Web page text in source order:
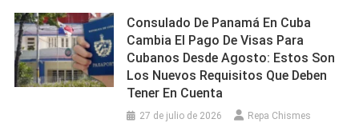
Consulado De Panamá En Cuba
Cambia El Pago De Visas Para
Cubanos Desde Agosto: Estos Son
Los Nuevos Requisitos Que Deben
Tener En Cuenta
27 de julio de 2026 Repa Chismes